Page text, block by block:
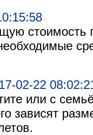
стоимость
02-22
или с
зависят